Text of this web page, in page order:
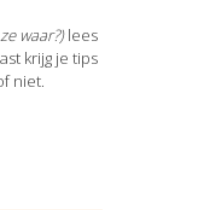
waar?)lees
krijg je tips
niet.